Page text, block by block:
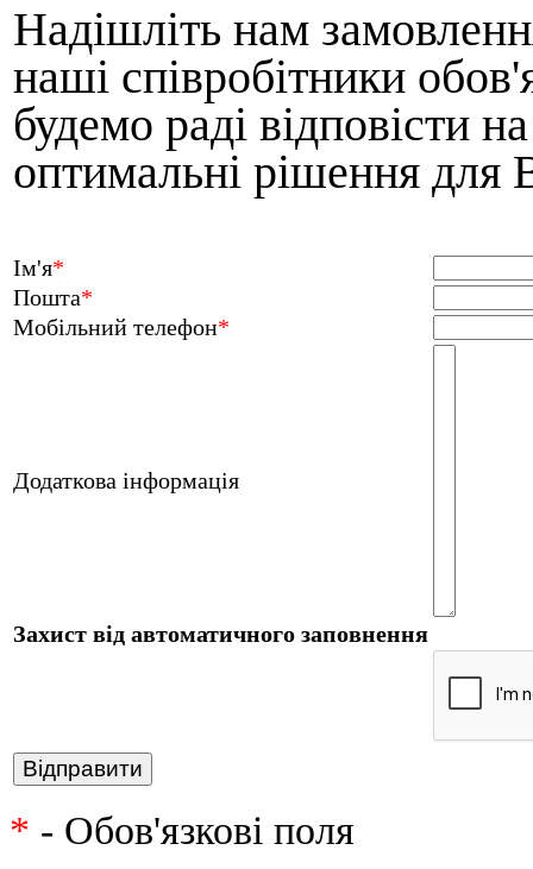
Надішліть нам
наші співробітники
будемо раді відповісти
оптимальні рішення для
Ім'я*
Пошта*
Мобільний телефон*
Додаткова інформація
Захист від автоматичного заповнення
* - Обов'язкові поля